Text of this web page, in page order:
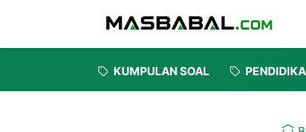
KUMPULAN SOAL